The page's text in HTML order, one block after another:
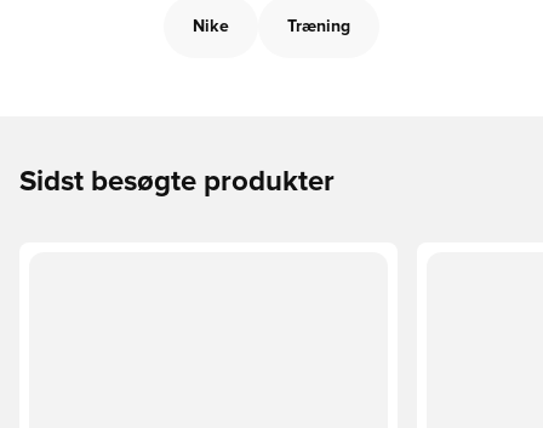
Nike Træning
Sidst besøgte produkter